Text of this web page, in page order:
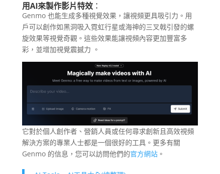
用AI來製作影片特效：
Genmo 也能生成多種視覺效果，讓視頻更具吸引力。用
戶可以創作如黑洞吸入霓虹行星或海神的三叉戟引發的螺
旋效果等視覺奇觀。這些效果能讓視頻內容更加豐富多
彩，並增加視覺震撼力​ ​。
它對於個人創作者、營銷人員或任何尋求創新且高效視頻
解決方案的專業人士都是一個很好的工具。更多有關
Genmo 的信息，您可以訪問他們的官方網站。